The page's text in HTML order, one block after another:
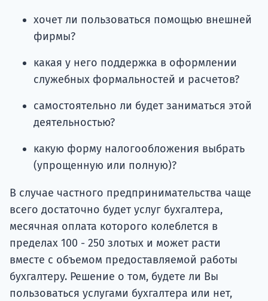
хочет ли пользоваться помощью внешней
фирмы?
какая у него поддержка в оформлении
служебных формальностей и расчетов?
самостоятельно ли будет заниматься этой
деятельностью?
какую форму налогообложения выбрать
(упрощенную или полную)?
В случае частного предпринимательства чаще
всего достаточно будет услуг бухгалтера,
месячная оплата которого колеблется в
пределах 100 - 250 злотых и может расти
вместе с объемом предоставляемой работы
бухгалтеру. Решение о том, будете ли Вы
пользоваться услугами бухгалтера или нет,